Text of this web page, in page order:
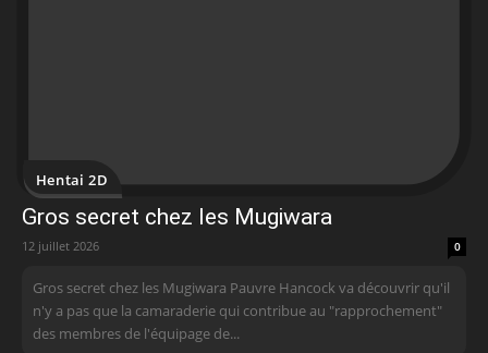
Hentai 2D
Gros secret chez les Mugiwara
12 juillet 2026 0
Gros secret chez les Mugiwara Pauvre Hancock va découvrir qu'il
n'y a pas que la camaraderie qui contribue au "rapprochement"
des membres de l'équipage de...